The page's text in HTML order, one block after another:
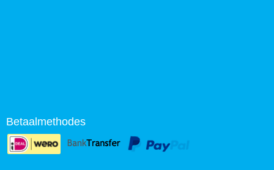
Betaalmethodes